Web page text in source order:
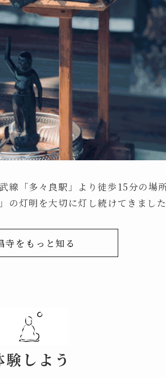
線「多々良駅」より徒歩15分の場
灯明を大切に灯し続けてきました
寺をもっと知る
験しよう